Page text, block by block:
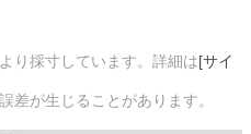
り採寸しています。詳細は[サイ
差が生じることがあります。